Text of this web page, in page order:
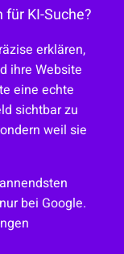
KI-Suche?
erklären,
ihre Website
eine echte
sichtbar zu
weil sie
bei Google.